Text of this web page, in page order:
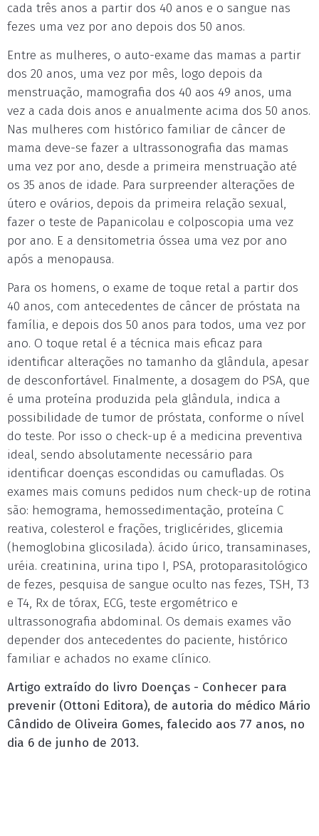
cada três anos a partir dos 40 anos e o sangue nas
fezes uma vez por ano depois dos 50 anos.
Entre as mulheres, o auto-exame das mamas a partir
dos 20 anos, uma vez por mês, logo depois da
menstruação, mamografia dos 40 aos 49 anos, uma
vez a cada dois anos e anualmente acima dos 50 anos.
Nas mulheres com histórico familiar de câncer de
mama deve-se fazer a ultrassonografia das mamas
uma vez por ano, desde a primeira menstruação até
os 35 anos de idade. Para surpreender alterações de
útero e ovários, depois da primeira relação sexual,
fazer o teste de Papanicolau e colposcopia uma vez
por ano. E a densitometria óssea uma vez por ano
após a menopausa.
Para os homens, o exame de toque retal a partir dos
40 anos, com antecedentes de câncer de próstata na
família, e depois dos 50 anos para todos, uma vez por
ano. O toque retal é a técnica mais eficaz para
identificar alterações no tamanho da glândula, apesar
de desconfortável. Finalmente, a dosagem do PSA, que
é uma proteína produzida pela glândula, indica a
possibilidade de tumor de próstata, conforme o nível
do teste. Por isso o check-up é a medicina preventiva
ideal, sendo absolutamente necessário para
identificar doenças escondidas ou camufladas. Os
exames mais comuns pedidos num check-up de rotina
são: hemograma, hemossedimentação, proteína C
reativa, colesterol e frações, triglicérides, glicemia
(hemoglobina glicosilada). ácido úrico, transaminases,
uréia. creatinina, urina tipo I, PSA, protoparasitológico
de fezes, pesquisa de sangue oculto nas fezes, TSH, T3
e T4, Rx de tórax, ECG, teste ergométrico e
ultrassonografia abdominal. Os demais exames vão
depender dos antecedentes do paciente, histórico
familiar e achados no exame clínico.
Artigo extraído do livro Doenças - Conhecer para
prevenir (Ottoni Editora), de autoria do médico Mário
Cândido de Oliveira Gomes, falecido aos 77 anos, no
dia 6 de junho de 2013.